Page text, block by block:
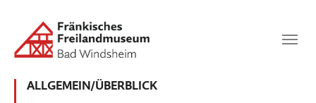
SUCHEN
ALLGEMEIN/ÜBERBLICK